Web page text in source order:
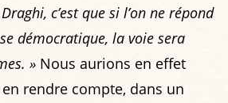
c’est que si l’on ne répond
démocratique, la voie sera
» Nous aurions en effet
rendre compte, dans un